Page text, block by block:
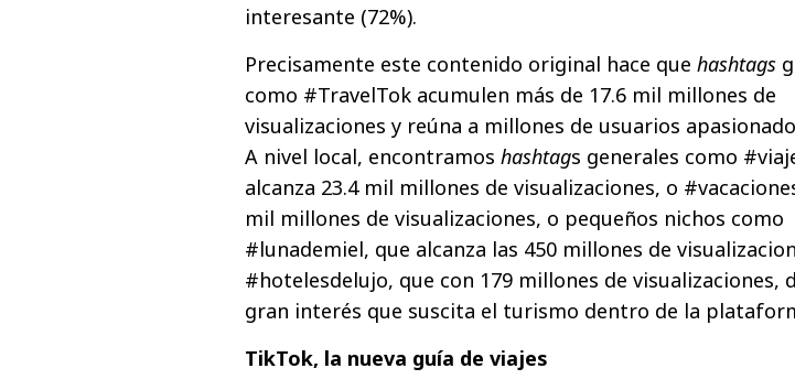
interesante (72%).
Precisamente este contenido original hace que hashtags
como #TravelTok acumulen más de 17.6 mil millones de
visualizaciones y reúna a millones de usuarios
A nivel local, encontramos hashtags generales como
alcanza 23.4 mil millones de visualizaciones, o
mil millones de visualizaciones, o pequeños nichos como
#lunademiel, que alcanza las 450 millones de
#hotelesdelujo, que con 179 millones de visualizaciones,
gran interés que suscita el turismo dentro de la
TikTok, la nueva guía de viajes